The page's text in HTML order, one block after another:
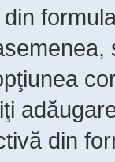
din
din